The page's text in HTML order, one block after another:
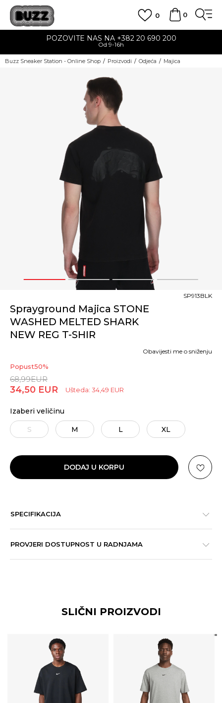
0
0
POZOVITE NAS NA +382 20 690 200
Od 9-16h
Buzz Sneaker Station - Online Shop Proizvodi Odjeća Majica
1 2 3 4
Sprayground Majica STONE
WASHED MELTED SHARK
NEW REG T-SHIR
SP913BLK
Popust50%
68,99EUR
34,50 EUR Ušteda: 34,49 EUR
Obavijesti me o sniženju
Izaberi veličinu
S M L XL
DODAJ U KORPU
SPECIFIKACIJA
PROVJERI DOSTUPNOST U RADNJAMA
SLIČNI PROIZVODI